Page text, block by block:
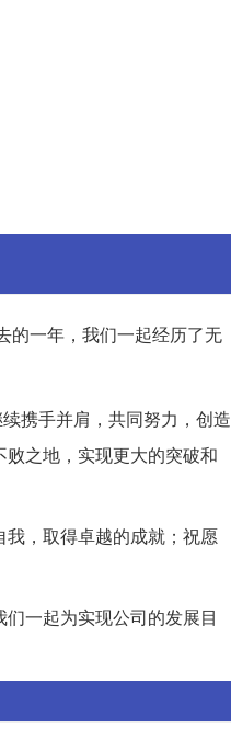
的一年，我们一起经历了无
携手并肩，共同努力，创造
之地，实现更大的突破和
，取得卓越的成就；祝愿
一起为实现公司的发展目